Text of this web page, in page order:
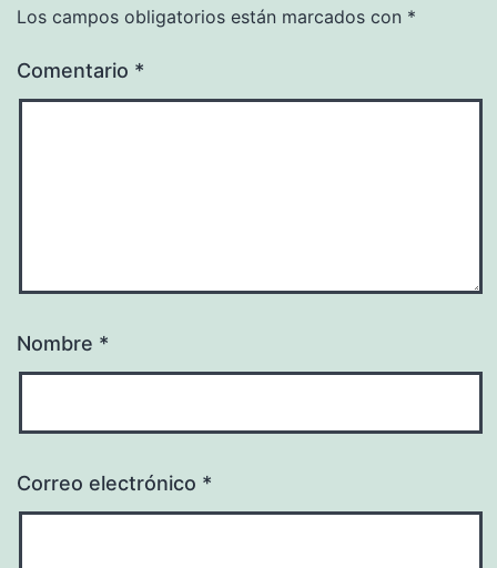
Los campos obligatorios están marcados con *
Comentario *
Nombre *
Correo electrónico *